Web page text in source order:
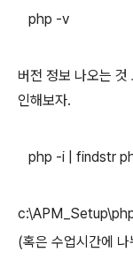
php -v
버전 정보 나오는
인해보자.
php -i | findstr
(혹은 수업시간에